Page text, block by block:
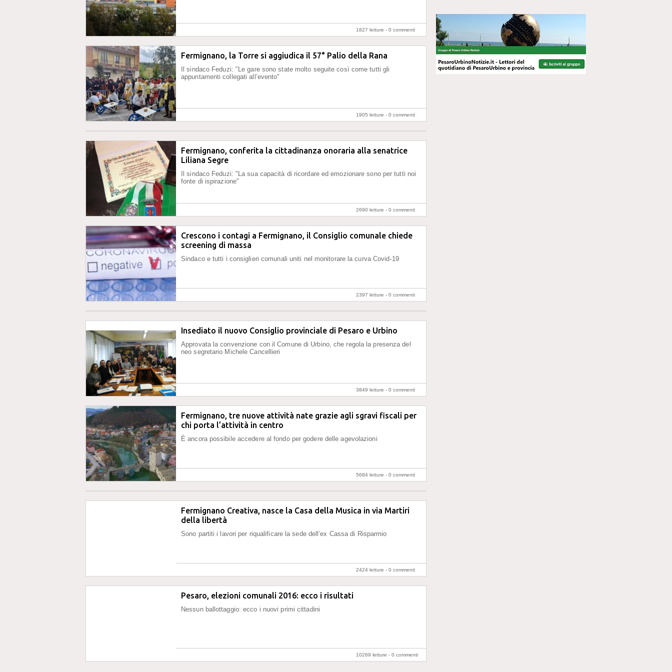
1827 letture - 0 commenti
Fermignano, la Torre si aggiudica il 57° Palio della Rana
Il sindaco Feduzi: "Le gare sono state molto seguite così come tutti gli
appuntamenti collegati all’evento"
1905 letture - 0 commenti
Fermignano, conferita la cittadinanza onoraria alla senatrice
Liliana Segre
Il sindaco Feduzi: "La sua capacità di ricordare ed emozionare sono per tutti noi
fonte di ispirazione"
2690 letture - 0 commenti
Crescono i contagi a Fermignano, il Consiglio comunale chiede
screening di massa
Sindaco e tutti i consiglieri comunali uniti nel monitorare la curva Covid-19
2397 letture - 0 commenti
Insediato il nuovo Consiglio provinciale di Pesaro e Urbino
Approvata la convenzione con il Comune di Urbino, che regola la presenza del
neo segretario Michele Cancellieri
3849 letture - 0 commenti
Fermignano, tre nuove attività nate grazie agli sgravi fiscali per
chi porta l’attività in centro
È ancora possibile accedere al fondo per godere delle agevolazioni
5684 letture - 0 commenti
Fermignano Creativa, nasce la Casa della Musica in via Martiri
della libertà
Sono partiti i lavori per riqualificare la sede dell’ex Cassa di Risparmio
2424 letture - 0 commenti
Pesaro, elezioni comunali 2016: ecco i risultati
Nessun ballottaggio: ecco i nuovi primi cittadini
10269 letture - 0 commenti